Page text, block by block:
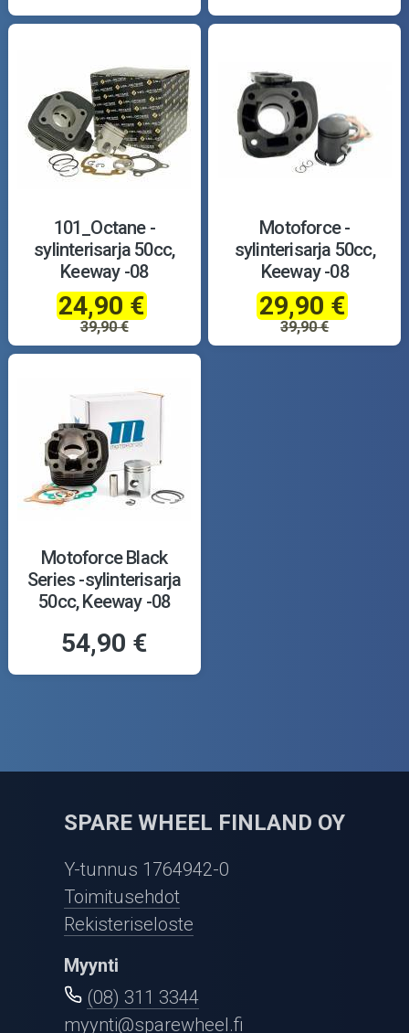
101_Octane -
sylinterisarja 50cc,
Keeway -08
24,90 €
39,90 €
Motoforce -
sylinterisarja 50cc,
Keeway -08
29,90 €
39,90 €
Motoforce Black
Series -sylinterisarja
50cc, Keeway -08
54,90 €
SPARE WHEEL FINLAND OY
Y-tunnus 1764942-0
Toimitusehdot
Rekisteriseloste
Myynti
(08) 311 3344
myynti@sparewheel.fi